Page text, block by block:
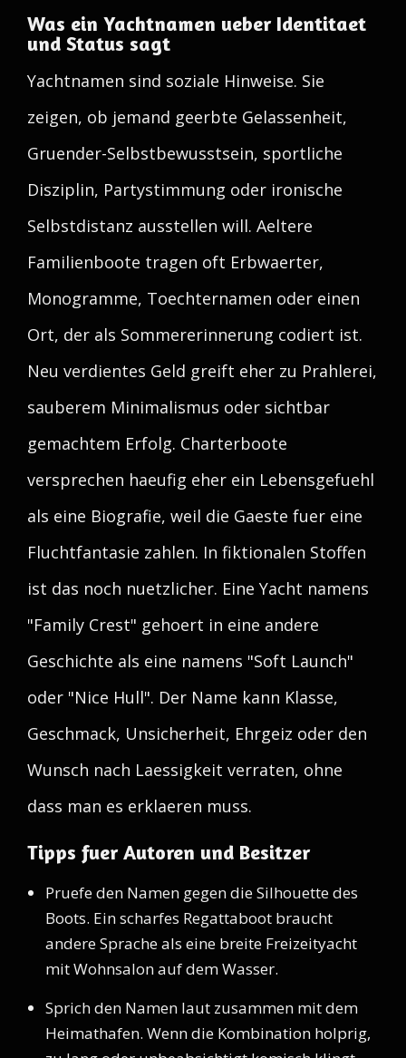
Was ein Yachtnamen ueber Identitaet
und Status sagt
Yachtnamen sind soziale Hinweise. Sie
zeigen, ob jemand geerbte Gelassenheit,
Gruender-Selbstbewusstsein, sportliche
Disziplin, Partystimmung oder ironische
Selbstdistanz ausstellen will. Aeltere
Familienboote tragen oft Erbwaerter,
Monogramme, Toechternamen oder einen
Ort, der als Sommererinnerung codiert ist.
Neu verdientes Geld greift eher zu Prahlerei,
sauberem Minimalismus oder sichtbar
gemachtem Erfolg. Charterboote
versprechen haeufig eher ein Lebensgefuehl
als eine Biografie, weil die Gaeste fuer eine
Fluchtfantasie zahlen. In fiktionalen Stoffen
ist das noch nuetzlicher. Eine Yacht namens
"Family Crest" gehoert in eine andere
Geschichte als eine namens "Soft Launch"
oder "Nice Hull". Der Name kann Klasse,
Geschmack, Unsicherheit, Ehrgeiz oder den
Wunsch nach Laessigkeit verraten, ohne
dass man es erklaeren muss.
Tipps fuer Autoren und Besitzer
Pruefe den Namen gegen die Silhouette des
Boots. Ein scharfes Regattaboot braucht
andere Sprache als eine breite Freizeityacht
mit Wohnsalon auf dem Wasser.
Sprich den Namen laut zusammen mit dem
Heimathafen. Wenn die Kombination holprig,